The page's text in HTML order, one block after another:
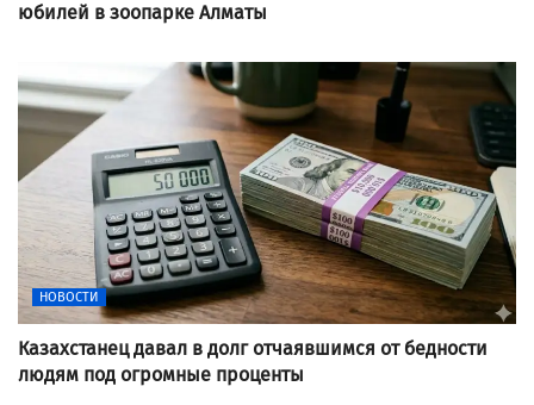
юбилей в зоопарке Алматы
НОВОСТИ
Казахстанец давал в долг отчаявшимся от бедности
людям под огромные проценты